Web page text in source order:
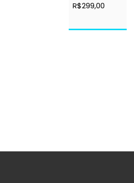
R$299,00